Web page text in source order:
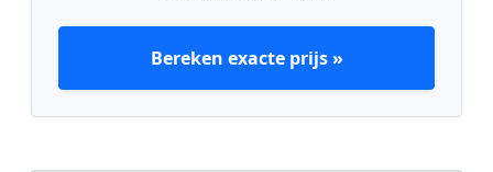
Bereken exacte prijs »